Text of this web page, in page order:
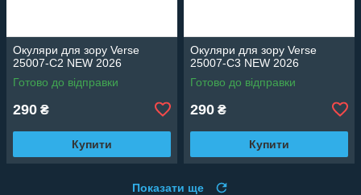
Окуляри для зору Verse
25007-C2 NEW 2026
Готово до відправки
290 ₴
Купити
Окуляри для зору Verse
25007-C3 NEW 2026
Готово до відправки
290 ₴
Купити
Показати ще